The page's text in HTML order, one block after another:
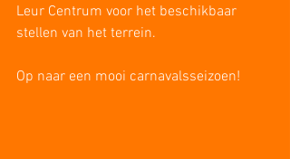
Leur Centrum voor het beschikbaar
stellen van het terrein.
Op naar een mooi carnavalsseizoen!